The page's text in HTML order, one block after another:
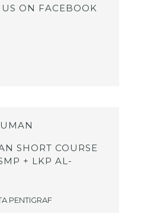
ON FACEBOOK
SHORT COURSE
+ LKP AL-
PENTIGRAF